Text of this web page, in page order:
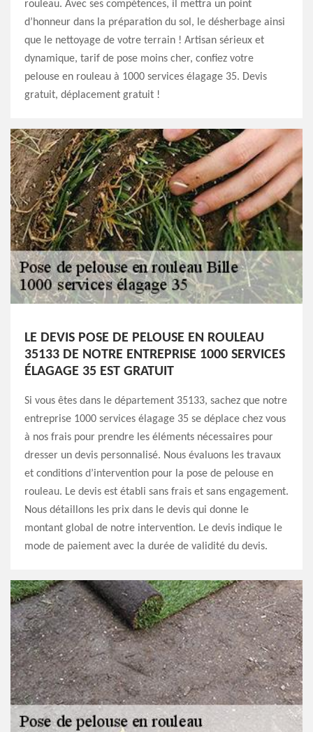
rouleau. Avec ses compétences, il mettra un point
d’honneur dans la préparation du sol, le désherbage ainsi
que le nettoyage de votre terrain ! Artisan sérieux et
dynamique, tarif de pose moins cher, confiez votre
pelouse en rouleau à 1000 services élagage 35. Devis
gratuit, déplacement gratuit !
LE DEVIS POSE DE PELOUSE EN ROULEAU
35133 DE NOTRE ENTREPRISE 1000 SERVICES
ÉLAGAGE 35 EST GRATUIT
Si vous êtes dans le département 35133, sachez que notre
entreprise 1000 services élagage 35 se déplace chez vous
à nos frais pour prendre les éléments nécessaires pour
dresser un devis personnalisé. Nous évaluons les travaux
et conditions d’intervention pour la pose de pelouse en
rouleau. Le devis est établi sans frais et sans engagement.
Nous détaillons les prix dans le devis qui donne le
montant global de notre intervention. Le devis indique le
mode de paiement avec la durée de validité du devis.